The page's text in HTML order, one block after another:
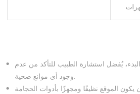
يُفضل استشارة الطبيب للتأكد من عدم
وجود أي موانع صحية.